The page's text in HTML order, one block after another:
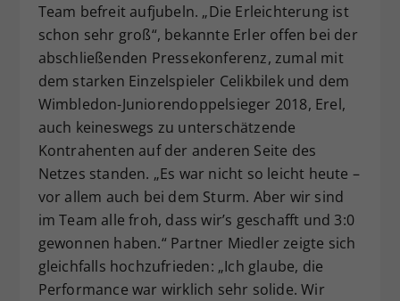
Team befreit aufjubeln. „Die Erleichterung ist
schon sehr groß“, bekannte Erler offen bei der
abschließenden Pressekonferenz, zumal mit
dem starken Einzelspieler Celikbilek und dem
Wimbledon-Juniorendoppelsieger 2018, Erel,
auch keineswegs zu unterschätzende
Kontrahenten auf der anderen Seite des
Netzes standen. „Es war nicht so leicht heute –
vor allem auch bei dem Sturm. Aber wir sind
im Team alle froh, dass wir’s geschafft und 3:0
gewonnen haben.“ Partner Miedler zeigte sich
gleichfalls hochzufrieden: „Ich glaube, die
Performance war wirklich sehr solide. Wir